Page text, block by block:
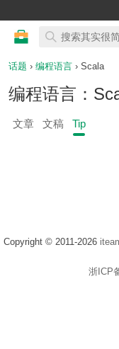
话题 › 编程语言 › Scala
编程语言：
文章 文稿 Tip
Copyright © 2011-2026
浙ICP